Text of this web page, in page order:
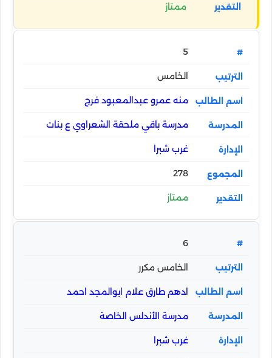
ممتاز
5
الخامس
منه عمرو عبدالمعبود فرج
مدرسة باقي ملحقة الشعراوي ع بنات
غرب شبرا
278
ممتاز
6
الخامس مكرر
ادهم طارق علام ابوالمجد احمد
مدرسة الأندلس الخاصة
غرب شبرا